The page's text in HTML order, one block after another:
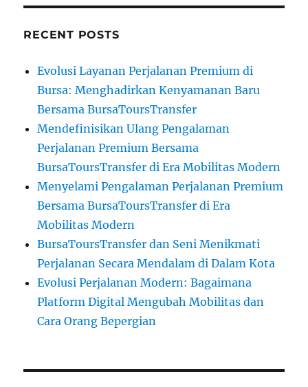
RECENT POSTS
Evolusi Layanan Perjalanan Premium di
Bursa: Menghadirkan Kenyamanan Baru
Bersama BursaToursTransfer
Mendefinisikan Ulang Pengalaman
Perjalanan Premium Bersama
BursaToursTransfer di Era Mobilitas Modern
Menyelami Pengalaman Perjalanan Premium
Bersama BursaToursTransfer di Era
Mobilitas Modern
BursaToursTransfer dan Seni Menikmati
Perjalanan Secara Mendalam di Dalam Kota
Evolusi Perjalanan Modern: Bagaimana
Platform Digital Mengubah Mobilitas dan
Cara Orang Bepergian